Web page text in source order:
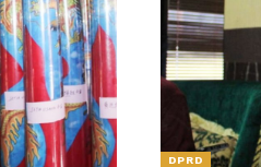
DPRD